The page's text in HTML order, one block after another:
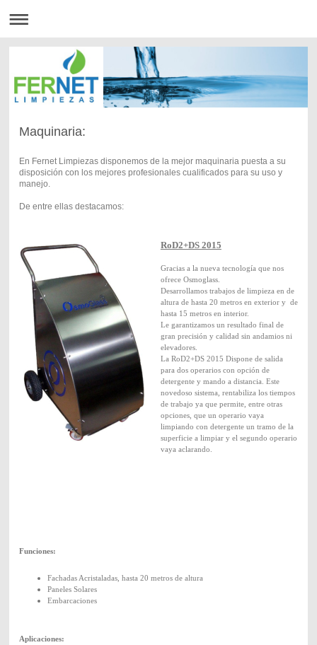
Maquinaria:
En Fernet Limpiezas disponemos de la mejor maquinaria puesta a su
disposición con los mejores profesionales cualificados para su uso y
manejo.
De entre ellas destacamos:
RoD2+DS 2015
Gracias a la nueva tecnología que nos
ofrece Osmoglass.
Desarrollamos trabajos de limpieza en de
altura de hasta 20 metros en exterior y de
hasta 15 metros en interior.
Le garantizamos un resultado final de
gran precisión y calidad sin andamios ni
elevadores.
La RoD2+DS 2015 Dispone de salida
para dos operarios con opción de
detergente y mando a distancia. Este
novedoso sistema, rentabiliza los tiempos
de trabajo ya que permite, entre otras
opciones, que un operario vaya
limpiando con detergente un tramo de la
superficie a limpiar y el segundo operario
vaya aclarando.
Funciones:
Fachadas Acristaladas, hasta 20 metros de altura
Paneles Solares
Embarcaciones
Aplicaciones: